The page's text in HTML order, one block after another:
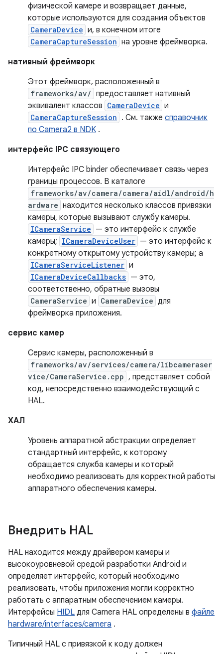
физической камере и возвращает данные,
которые используются для создания объектов
CameraDevice и, в конечном итоге
CameraCaptureSession на уровне фреймворка.
нативный фреймворк
Этот фреймворк, расположенный в
frameworks/av/ предоставляет нативный
эквивалент классов CameraDevice и
CameraCaptureSession . См. также справочник
по Camera2 в NDK .
интерфейс IPC связующего
Интерфейс IPC binder обеспечивает связь через
границы процессов. В каталоге
frameworks/av/camera/camera/aidl/android/h
ardware находится несколько классов привязки
камеры, которые вызывают службу камеры.
ICameraService — это интерфейс к службе
камеры; ICameraDeviceUser — это интерфейс к
конкретному открытому устройству камеры; а
ICameraServiceListener и
ICameraDeviceCallbacks — это,
соответственно, обратные вызовы
CameraService и CameraDevice для
фреймворка приложения.
сервис камер
Сервис камеры, расположенный в
frameworks/av/services/camera/libcameraser
vice/CameraService.cpp , представляет собой
код, непосредственно взаимодействующий с
HAL.
ХАЛ
Уровень аппаратной абстракции определяет
стандартный интерфейс, к которому
обращается служба камеры и который
необходимо реализовать для корректной работы
аппаратного обеспечения камеры.
Внедрить HAL
HAL находится между драйвером камеры и
высокоуровневой средой разработки Android и
определяет интерфейс, который необходимо
реализовать, чтобы приложения могли корректно
работать с аппаратным обеспечением камеры.
Интерфейсы HIDL для Camera HAL определены в файле
hardware/interfaces/camera .
Типичный HAL с привязкой к коду должен